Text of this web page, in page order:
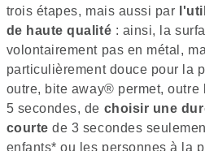
trois étapes, mais aussi par
de haute qualité : ainsi, la
volontairement pas en métal,
particulièrement douce pour la
outre, bite away® permet, outre
5 secondes, de choisir une
courte de 3 secondes
enfants* ou les personnes à la